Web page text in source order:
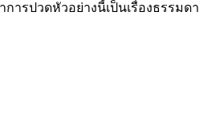
ารปวดหัวอย่างนี้เป็นเรื่องธรรมดา